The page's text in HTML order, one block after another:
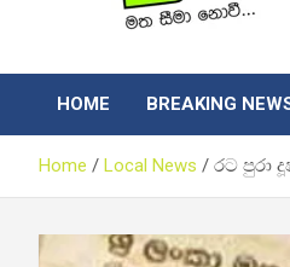
Iri News
HOME BREAKING
Home Local News රට පුරා